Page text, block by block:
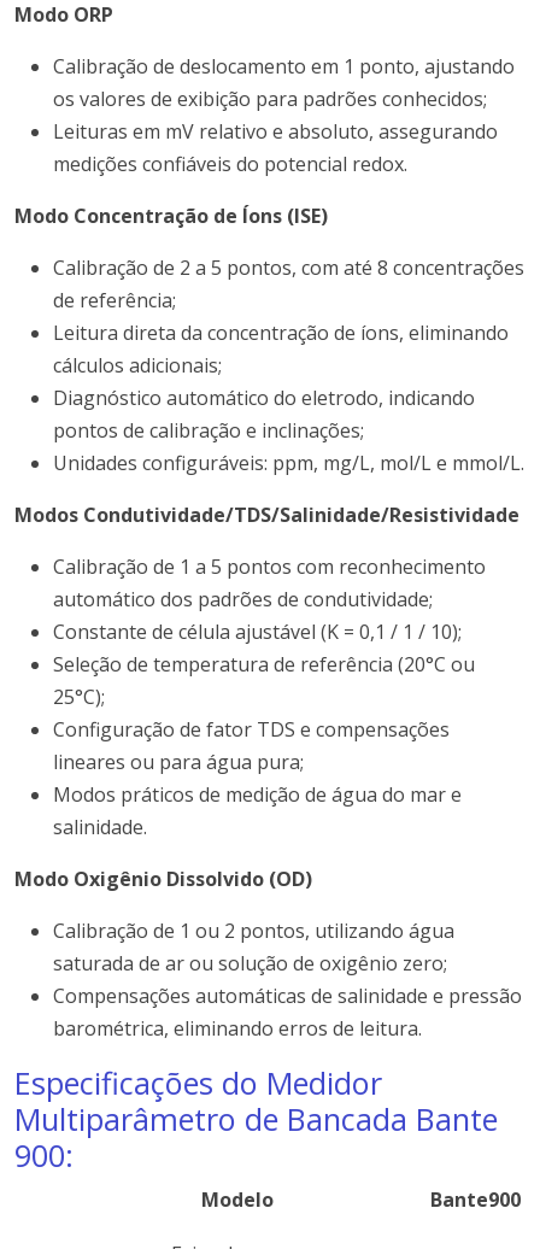
Modo ORP
Calibração de deslocamento em 1 ponto, ajustando
os valores de exibição para padrões conhecidos;
Leituras em mV relativo e absoluto, assegurando
medições confiáveis do potencial redox.
Modo Concentração de Íons (ISE)
Calibração de 2 a 5 pontos, com até 8 concentrações
de referência;
Leitura direta da concentração de íons, eliminando
cálculos adicionais;
Diagnóstico automático do eletrodo, indicando
pontos de calibração e inclinações;
Unidades configuráveis: ppm, mg/L, mol/L e mmol/L.
Modos Condutividade/TDS/Salinidade/Resistividade
Calibração de 1 a 5 pontos com reconhecimento
automático dos padrões de condutividade;
Constante de célula ajustável (K = 0,1 / 1 / 10);
Seleção de temperatura de referência (20°C ou
25°C);
Configuração de fator TDS e compensações
lineares ou para água pura;
Modos práticos de medição de água do mar e
salinidade.
Modo Oxigênio Dissolvido (OD)
Calibração de 1 ou 2 pontos, utilizando água
saturada de ar ou solução de oxigênio zero;
Compensações automáticas de salinidade e pressão
barométrica, eliminando erros de leitura.
Especificações do Medidor
Multiparâmetro de Bancada Bante
900:
Modelo Bante900